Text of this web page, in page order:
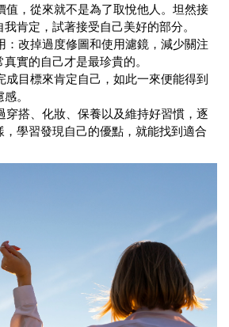
值，從來就不是為了取悅他人。坦然接
肯定，試著接受自己美好的部分。
：改掉過度修圖和使用濾鏡，減少關注
實的自己才是最珍貴的。
成目標來肯定自己，如此一來便能得到
。
穿搭、化妝、保養以及維持好習慣，逐
學習發現自己的優點，就能找到適合